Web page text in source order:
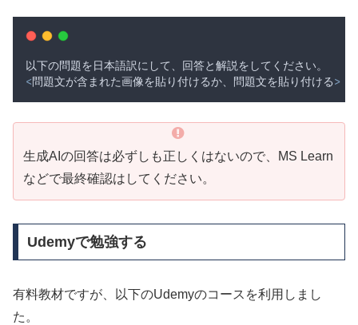
以下の問題を日本語訳にして、 回答と解説をしてください。
<問題文が含まれた画像を貼り付けるか、 問題文を貼り付ける>
生成AIの回答は必ずしも正しくはないので、MS Learn
などで最終確認はしてください。
Udemyで勉強する
有料教材ですが、以下のUdemyのコースを利用しまし
た。